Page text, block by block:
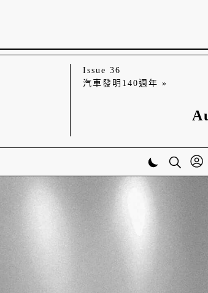
Issue 36
汽車發明140週年 »